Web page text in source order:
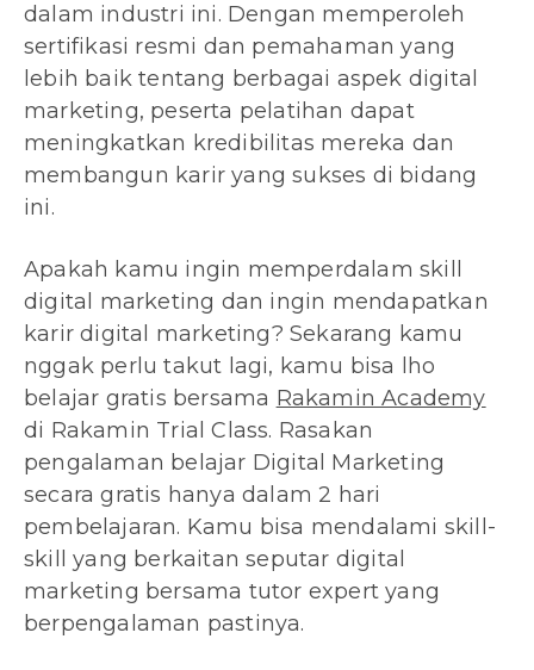
dalam industri ini. Dengan memperoleh
sertifikasi resmi dan pemahaman yang
lebih baik tentang berbagai aspek digital
marketing, peserta pelatihan dapat
meningkatkan kredibilitas mereka dan
membangun karir yang sukses di bidang
ini.
Apakah kamu ingin memperdalam skill
digital marketing dan ingin mendapatkan
karir digital marketing? Sekarang kamu
nggak perlu takut lagi, kamu bisa lho
belajar gratis bersama Rakamin Academy
di Rakamin Trial Class. Rasakan
pengalaman belajar Digital Marketing
secara gratis hanya dalam 2 hari
pembelajaran. Kamu bisa mendalami skill-
skill yang berkaitan seputar digital
marketing bersama tutor expert yang
berpengalaman pastinya.